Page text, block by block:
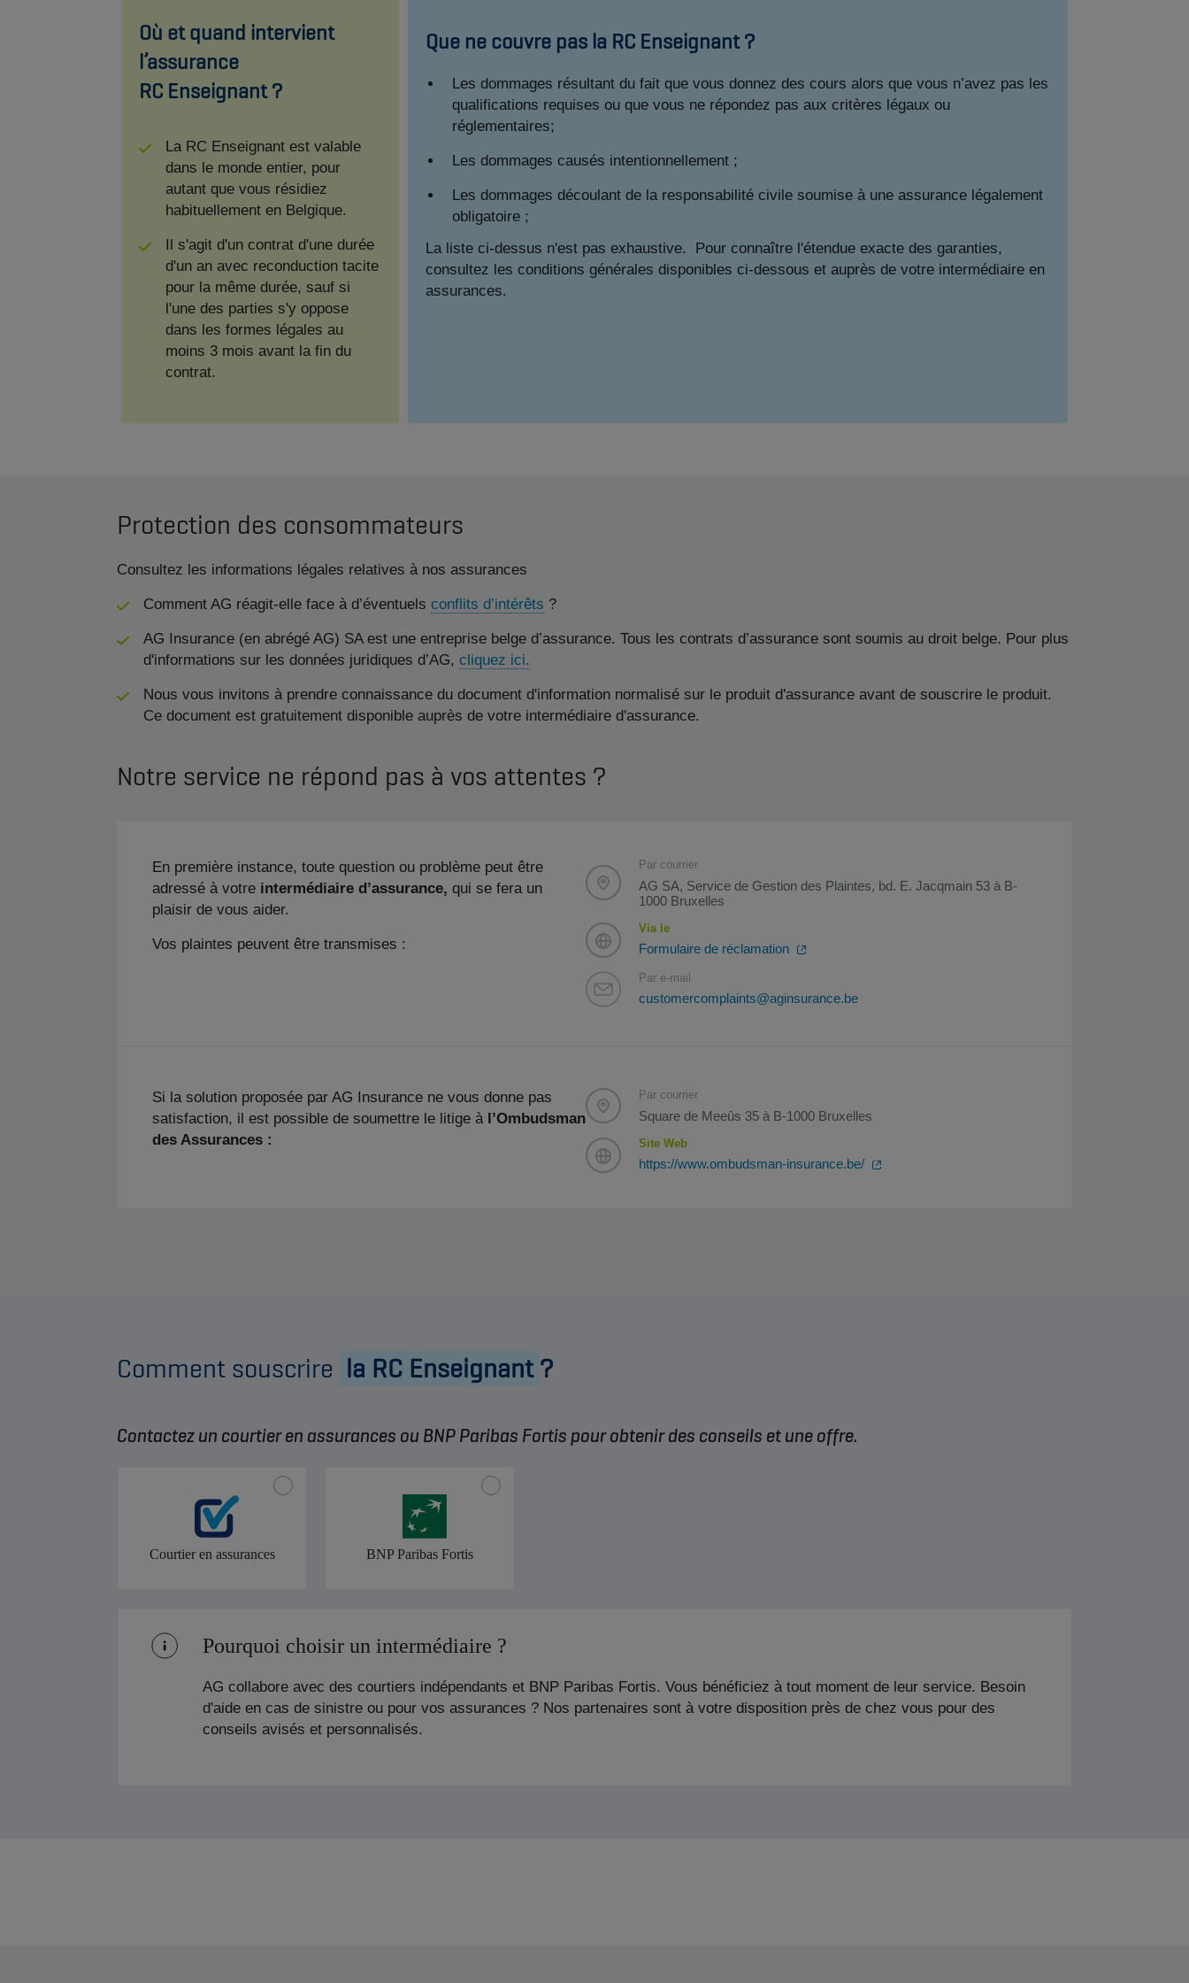
Où et quand intervient
l’assurance
RC Enseignant ?
La RC Enseignant est valable
dans le monde entier, pour
autant que vous résidiez
habituellement en Belgique.
Il s'agit d'un contrat d'une durée
d'un an avec reconduction tacite
pour la même durée, sauf si
l'une des parties s'y oppose
dans les formes légales au
moins 3 mois avant la fin du
contrat.
Que ne couvre pas la RC Enseignant ?
Les dommages résultant du fait que vous donnez des cours alors que vous n’avez pas les
qualifications requises ou que vous ne répondez pas aux critères légaux ou
réglementaires;
Les dommages causés intentionnellement ;
Les dommages découlant de la responsabilité civile soumise à une assurance légalement
obligatoire ;
La liste ci-dessus n'est pas exhaustive. Pour connaître l'étendue exacte des garanties,
consultez les conditions générales disponibles ci-dessous et auprès de votre intermédiaire en
assurances.
Protection des consommateurs
Consultez les informations légales relatives à nos assurances
Comment AG réagit-elle face à d’éventuels conflits d’intérêts ?
AG Insurance (en abrégé AG) SA est une entreprise belge d’assurance. Tous les contrats d’assurance sont soumis au droit belge. Pour plus
d'informations sur les données juridiques d’AG, cliquez ici.
Nous vous invitons à prendre connaissance du document d'information normalisé sur le produit d'assurance avant de souscrire le produit.
Ce document est gratuitement disponible auprès de votre intermédiaire d'assurance.
Notre service ne répond pas à vos attentes ?
En première instance, toute question ou problème peut être
adressé à votre intermédiaire d’assurance, qui se fera un
plaisir de vous aider.
Vos plaintes peuvent être transmises :
Par courrier
AG SA, Service de Gestion des Plaintes, bd. E. Jacqmain 53 à B-
1000 Bruxelles
Via le
Formulaire de réclamation
Par e-mail
customercomplaints@aginsurance.be
Si la solution proposée par AG Insurance ne vous donne pas
satisfaction, il est possible de soumettre le litige à l’Ombudsman
des Assurances :
Par courrier
Square de Meeûs 35 à B-1000 Bruxelles
Site Web
https://www.ombudsman-insurance.be/
Comment souscrire la RC Enseignant?